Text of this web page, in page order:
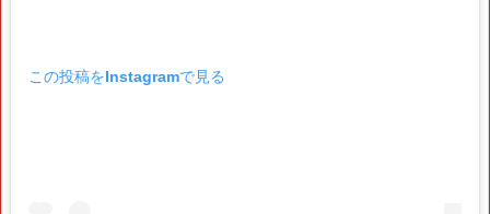
この投稿をInstagramで見る